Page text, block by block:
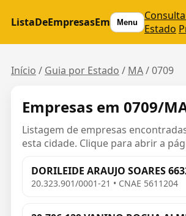
ListaDeEmpresasEm Menu
Estado
Início / Guia por Estado / MA/0709
Empresas em 0709/
Listagem de empresas
esta cidade. Clique para abrir a
DORILEIDE ARAUJO SOARES
20.323.901/0001-21 • CNAE 5611204